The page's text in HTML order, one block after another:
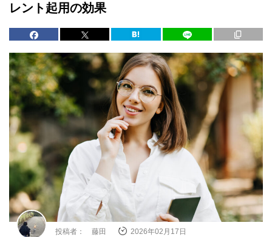
レント起用の効果
投稿者： 藤田 2026年02月17日